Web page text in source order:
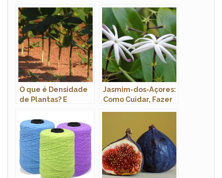
Montar e Fotos
O que é Densidade
de Plantas? E
Semeadura?
Jasmim-dos-Açores:
Como Cuidar, Fazer